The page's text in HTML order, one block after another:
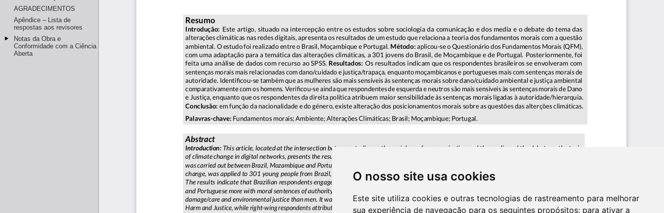
O nosso site usa cookies
Este site utiliza cookies e outras tecnologias de rastreamento para melhorar
sua experiência de navegação para os seguintes propósitos: para ativar a